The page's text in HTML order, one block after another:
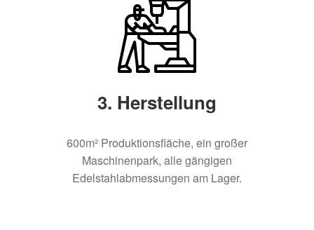
3. Herstellung
600m² Produktionsfläche, ein großer
Maschinenpark, alle gängigen
Edelstahlabmessungen am Lager.